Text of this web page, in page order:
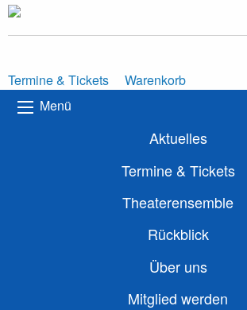
Termine & Tickets
Warenkorb
Menü
Aktuelles
Termine & Tickets
Theaterensemble
Rückblick
Über uns
Mitglied werden